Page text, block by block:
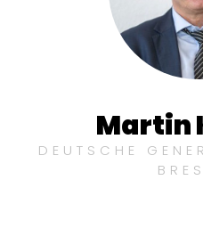
Martin
DEUTSCHE